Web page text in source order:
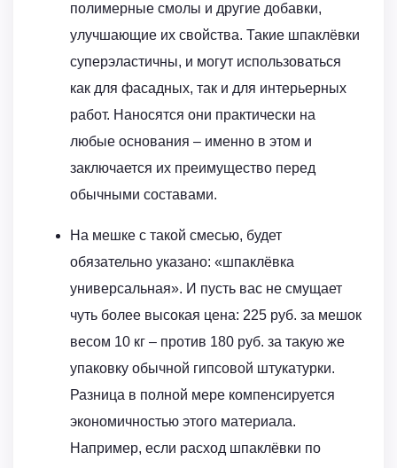
полимерные смолы и другие добавки,
улучшающие их свойства. Такие шпаклёвки
суперэластичны, и могут использоваться
как для фасадных, так и для интерьерных
работ. Наносятся они практически на
любые основания – именно в этом и
заключается их преимущество перед
обычными составами.
На мешке с такой смесью, будет
обязательно указано: «шпаклёвка
универсальная». И пусть вас не смущает
чуть более высокая цена: 225 руб. за мешок
весом 10 кг – против 180 руб. за такую же
упаковку обычной гипсовой штукатурки.
Разница в полной мере компенсируется
экономичностью этого материала.
Например, если расход шпаклёвки по